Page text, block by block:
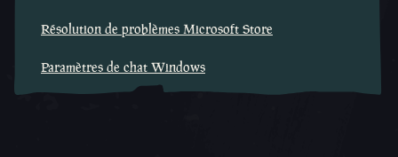
Résolution de problèmes Microsoft Store
Paramètres de chat Windows